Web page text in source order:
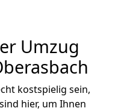
Umzug
kostspielig sein,
hier, um Ihnen